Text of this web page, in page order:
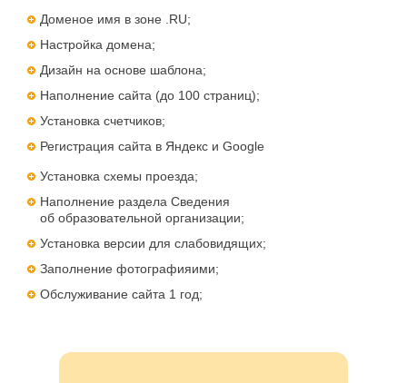
Доменое имя в зоне .RU;
Настройка домена;
Дизайн на основе шаблона;
Наполнение сайта (до 100 страниц);
Установка счетчиков;
Регистрация сайта в Яндекс и Google
Установка схемы проезда;
Наполнение раздела Сведения
об образовательной организации;
Установка версии для слабовидящих;
Заполнение фотографияими;
Обслуживание сайта 1 год;